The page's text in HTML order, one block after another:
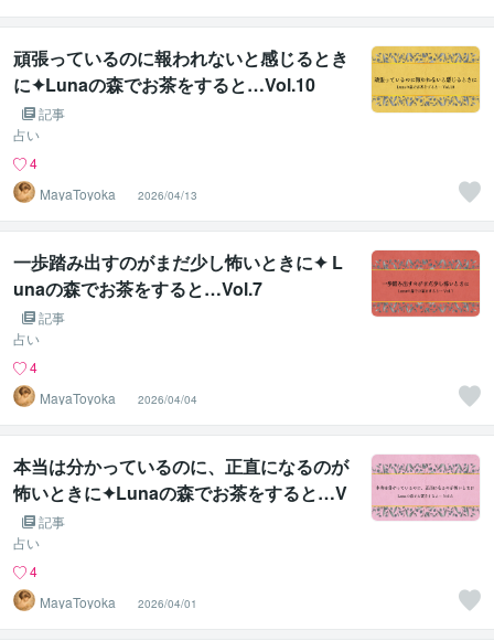
頑張っているのに報われないと感じるとき
に✦Lunaの森でお茶をすると…Vol.10
記事
占い
4
MayaToyoka
2026/04/13
一歩踏み出すのがまだ少し怖いときに✦ L
unaの森でお茶をすると…Vol.7
記事
占い
4
MayaToyoka
2026/04/04
本当は分かっているのに、正直になるのが
怖いときに✦Lunaの森でお茶をすると…V
ol.6記事
占い
4
MayaToyoka
2026/04/01